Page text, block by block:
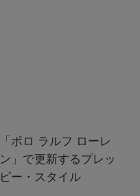
「ポロ ラルフ ローレ
ン」で更新するプレッ
ピー・スタイル